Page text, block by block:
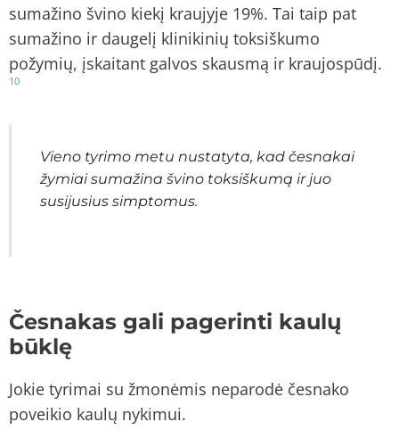
sumažino švino kiekį kraujyje 19%. Tai taip pat
sumažino ir daugelį klinikinių toksiškumo
požymių, įskaitant galvos skausmą ir kraujospūdį.
10
Vieno tyrimo metu nustatyta, kad česnakai
žymiai sumažina švino toksiškumą ir juo
susijusius simptomus.
Česnakas gali pagerinti kaulų
būklę
Jokie tyrimai su žmonėmis neparodė česnako
poveikio kaulų nykimui.